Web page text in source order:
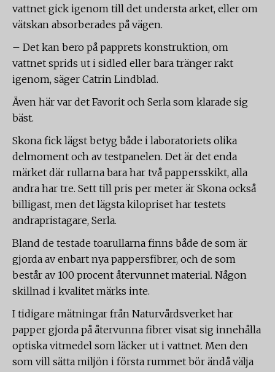
vattnet gick igenom till det understa arket, eller om
vätskan absorberades på vägen.
– Det kan bero på papprets konstruktion, om
vattnet sprids ut i sidled eller bara tränger rakt
igenom, säger Catrin Lindblad.
Även här var det Favorit och Serla som klarade sig
bäst.
Skona fick lägst betyg både i laboratoriets olika
delmoment och av testpanelen. Det är det enda
märket där rullarna bara har två pappersskikt, alla
andra har tre. Sett till pris per meter är Skona också
billigast, men det lägsta kilopriset har testets
andrapristagare, Serla.
Bland de testade toarullarna finns både de som är
gjorda av enbart nya pappersfibrer, och de som
består av 100 procent återvunnet material. Någon
skillnad i kvalitet märks inte.
I tidigare mätningar från Naturvårdsverket har
papper gjorda på återvunna fibrer visat sig innehålla
optiska vitmedel som läcker ut i vattnet. Men den
som vill sätta miljön i första rummet bör ändå välja